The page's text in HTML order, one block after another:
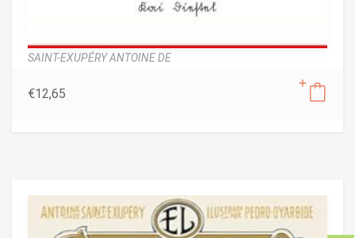
SAINT-EXUPÉRY ANTOINE DE
€12,65